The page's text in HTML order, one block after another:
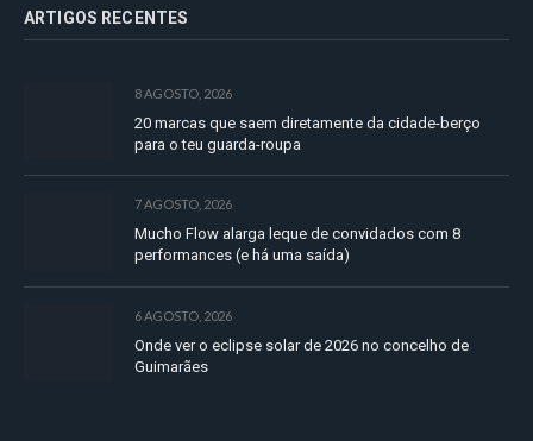
ARTIGOS RECENTES
8 AGOSTO, 2026
20 marcas que saem diretamente da cidade-berço
para o teu guarda-roupa
7 AGOSTO, 2026
Mucho Flow alarga leque de convidados com 8
performances (e há uma saída)
6 AGOSTO, 2026
Onde ver o eclipse solar de 2026 no concelho de
Guimarães